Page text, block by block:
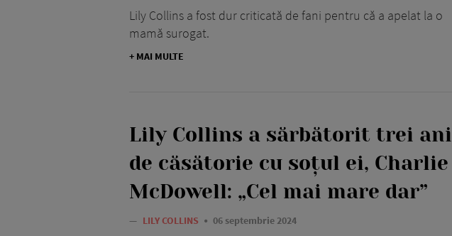
Lily Collins a fost dur criticată de fani pentru că a apelat la o
mamă surogat.
+ MAI MULTE
Lily Collins a sărbătorit trei ani
de căsătorie cu soțul ei, Charlie
McDowell: „Cel mai mare dar”
— LILY COLLINS 06 septembrie 2024